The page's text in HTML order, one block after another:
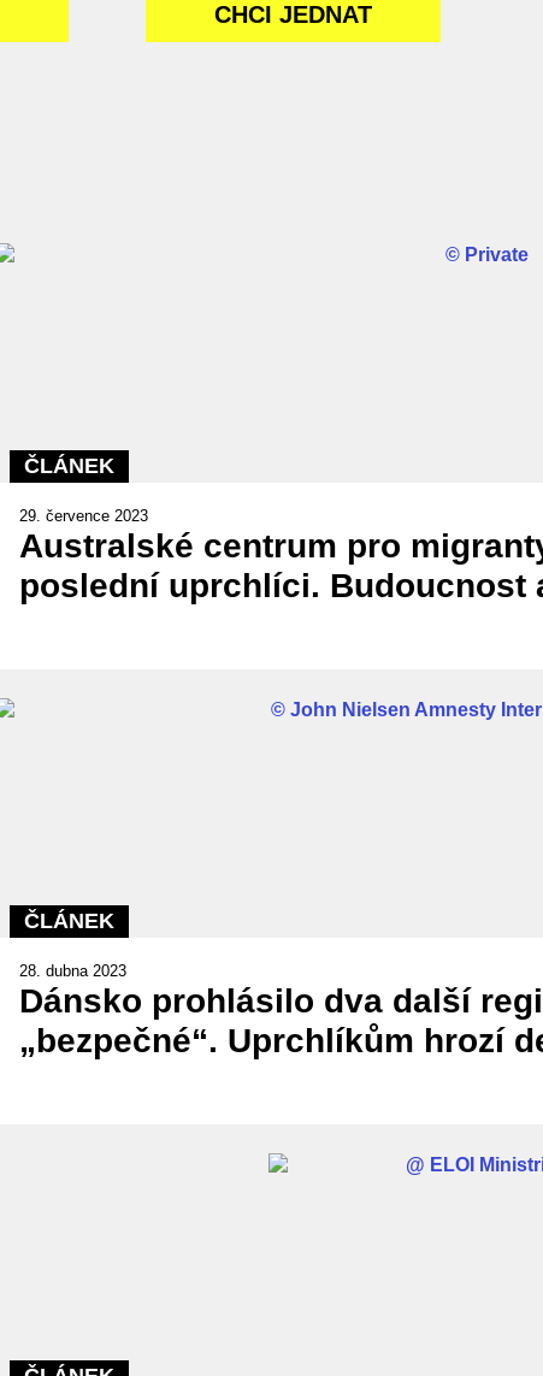
CHCI JEDNAT
ČLÁNEK
29. července 2023
Australské centrum pro
poslední uprchlíci. Budoucnost
ČLÁNEK
28. dubna 2023
Dánsko prohlásilo dva další
„bezpečné“. Uprchlíkům hrozí